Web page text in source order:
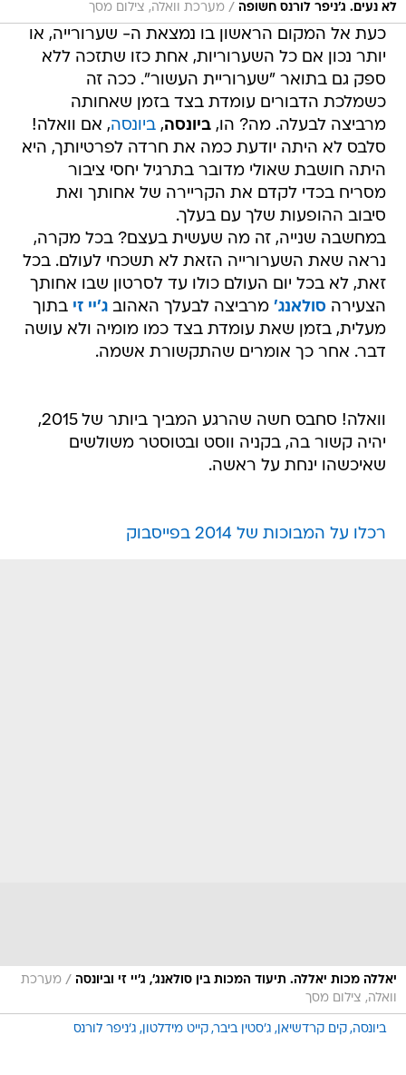
יותר נכון אם כל השערוריות, אחת כזו שתזכה ללא
ספק גם בתואר "שערוריית העשור". ככה זה
כשמלכת הדבורים עומדת בצד בזמן שאחותה
מרביצה לבעלה. מה? הו,ביונסה,ביונסה, אם וואלה!
סלבס לא היתה יודעת כמה את חרדה לפרטיותך, היא
היתה חושבת שאולי מדובר בתרגיל יחסי ציבור
מסריח בכדי לקדם את הקריירה של אחותך ואת
סיבוב ההופעות שלך עם בעלך.
במחשבה שנייה, זה מה שעשית בעצם? בכל מקרה,
נראה שאת השערורייה הזאת לא תשכחי לעולם. בכל
זאת, לא בכל יום העולם כולו עד לסרטון שבו אחותך
הצעירהסולאנג'מרביצה לבעלך האהובג'יי זיבתוך
מעלית, בזמן שאת עומדת בצד כמו מומיה ולא עושה
דבר. אחר כך אומרים שהתקשורת אשמה.
שאיכשהו ינחת על ראשה.
ביונסה קים קרדשיאן ג'סטין ביבר קייט מידלטון ג'ניפר לורנס